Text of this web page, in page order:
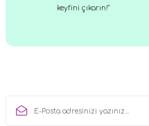
keyfini çıkarın!"